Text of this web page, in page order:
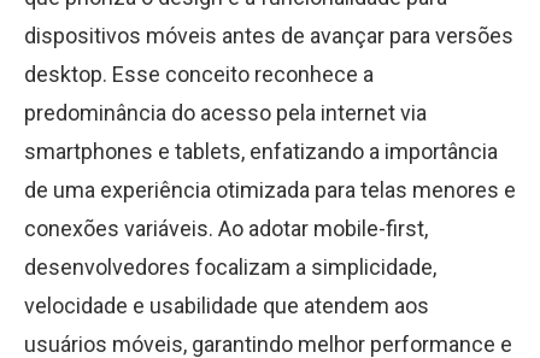
dispositivos móveis antes de avançar para versões
desktop. Esse conceito reconhece a
predominância do acesso pela internet via
smartphones e tablets, enfatizando a importância
de uma experiência otimizada para telas menores e
conexões variáveis. Ao adotar mobile-first,
desenvolvedores focalizam a simplicidade,
velocidade e usabilidade que atendem aos
usuários móveis, garantindo melhor performance e